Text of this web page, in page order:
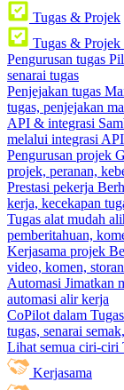
Tugas & Projek
Tugas & Projek
Pengurusan tugas
senarai tugas
Penjejakan tugas
tugas, penjejakan
API & integrasi
melalui integrasi
Pengurusan projek
projek, peranan,
Prestasi pekerja
kerja, kecekapan
Tugas alat mudah
pemberitahuan,
Kerjasama projek
video, komen,
Automasi Jimatkan
automasi alir kerja
CoPilot dalam Tugas
tugas, senarai
Lihat semua ciri-ciri
Kerjasama